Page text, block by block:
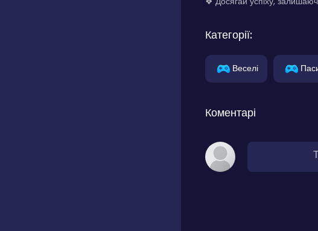
Категорії:
Веселі
Коментарі